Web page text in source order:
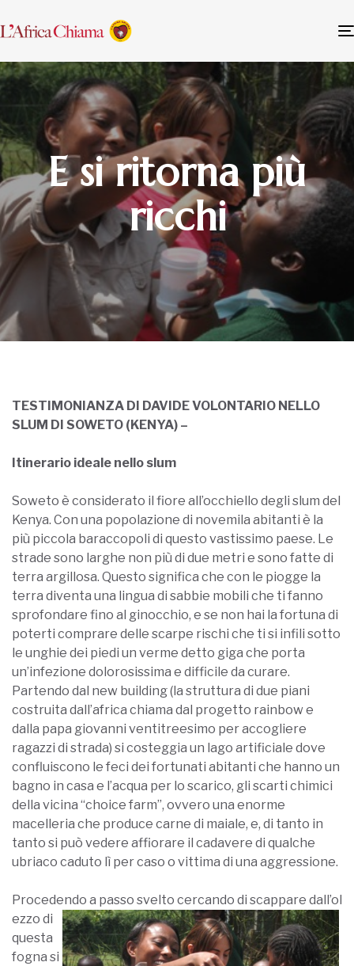
E si ritorna più
ricchi
TESTIMONIANZA DI DAVIDE VOLONTARIO NELLO
SLUM DI SOWETO (KENYA) –
Itinerario ideale nello slum
Soweto è considerato il fiore all’occhiello degli slum del
Kenya. Con una popolazione di novemila abitanti è la
più piccola baraccopoli di questo vastissimo paese. Le
strade sono larghe non più di due metri e sono fatte di
terra argillosa. Questo significa che con le piogge la
terra diventa una lingua di sabbie mobili che ti fanno
sprofondare fino al ginocchio, e se non hai la fortuna di
poterti comprare delle scarpe rischi che ti si infili sotto
le unghie dei piedi un verme detto giga che porta
un’infezione dolorosissima e difficile da curare.
Partendo dal new building (la struttura di due piani
costruita dall’africa chiama dal progetto rainbow e
dalla papa giovanni ventitreesimo per accogliere
ragazzi di strada) si costeggia un lago artificiale dove
confluiscono le feci dei fortunati abitanti che hanno un
bagno in casa e l’acqua per lo scarico, gli scarti chimici
della vicina “choice farm”, ovvero una enorme
macelleria che produce carne di maiale, e, di tanto in
tanto si può vedere affiorare il cadavere di qualche
ubriaco caduto lì per caso o vittima di una aggressione.
Procedendo a passo svelto cercando di scappare dall’ol
ezzo di
questa
fogna si